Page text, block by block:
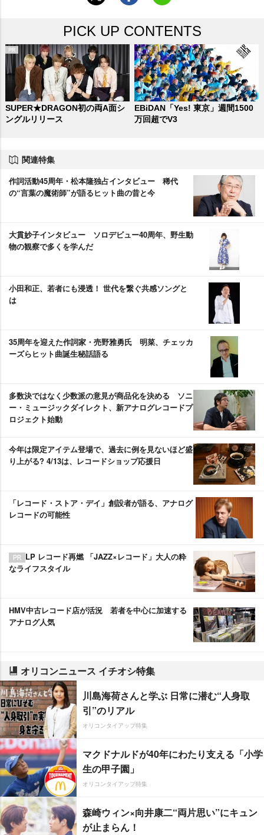
PICK UP CONTENTS
SUPER★DRAGON初の両A面シ
ングルリリース
EBiDAN「Yes! 東京」週間1500
万回超でV3
関連特集
作詞活動45周年・松本隆独占インタビュー 稀代
の“言葉の魔術師”が語るヒット曲の昔と今
大貫妙子インタビュー ソロデビュー40周年、野生動
物の観察で多くを学んだ
小田和正、若者にも浸透！ 世代を繋ぐ共感ソングと
は
35周年を迎えた作詞家・売野雅勇氏 明菜、チェッカ
ーズらヒット曲誕生秘話語る
多数決ではなく少数派の意見が商品化を決める ソニ
ー・ミュージックダイレクト、新アナログレコードプ
ロジェクト始動
今年は限定アイテム登場で、過去に例を見ないほど盛
り上がる? 4/13は、レコードショップ応援日
「レコード・ストア・デイ」創設者が語る、アナログ
レコードの可能性
LP レコード再燃 「JAZZ×レコード」大人の粋
なライフスタイル
HMV中古レコード店が活況 若者を中心に加速する
アナログ人気
オリコンニュース イチオシ特集
川島海荷さんと学ぶ 日常に潜む“人身取
引”のリアル
オリコンタイアップ特集
マクドナルドが40年にわたり支える「小学
生の甲子園」
オリコンタイアップ特集
森崎ウィン×向井康二“両片思い”にキュン
が止まらん！